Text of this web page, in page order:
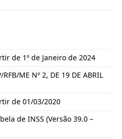
de 1º de Janeiro de 2024
RFB/ME Nº 2, DE 19 DE ABRIL
de 01/03/2020
de INSS (Versão 39.0 –